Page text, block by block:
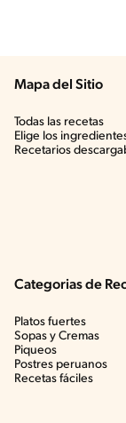
Mapa del Sitio
Todas las recetas
Elige los
Recetarios
Categorias de
Platos fuertes
Sopas y Cremas
Piqueos
Postres peruanos
Recetas fáciles